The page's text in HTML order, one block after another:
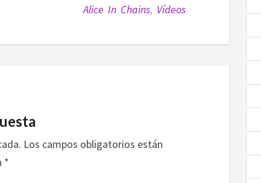
Alice In Chains, Vídeos
Los campos obligatorios están
*